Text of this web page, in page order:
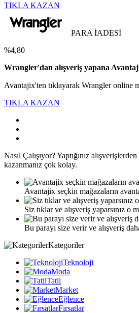
TIKLA KAZAN
PARA İADESİ
%4,80
Wrangler'dan alışveriş yapana
Avantajix'ten tıklayarak Wrangler online
TIKLA KAZAN
Nasıl Çalışıyor?Yaptığınız
kazanmanız çok kolay.
Avantajix seçkin mağazaların
Siz tıklar ve alışveriş yaparsınız o
Bu parayı size verir ve alışveriş
Kategoriler
Teknoloji
Moda
Tatil
Market
Eğlence
Fırsatlar